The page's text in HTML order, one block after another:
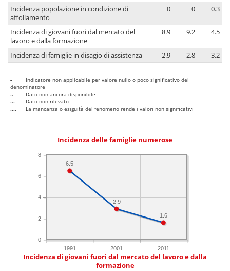
Incidenza popolazione in condizione di
affollamento
0 0 0.3
Incidenza di giovani fuori dal mercato del
lavoro e dalla formazione
8.9 9.2 4.5
Incidenza di famiglie in disagio di assistenza 2.9 2.8 3.2
-
Indicatore non applicabile per valore nullo o poco significativo del
denominatore
..
Dato non ancora disponibile
...
Dato non rilevato
....
La mancanza o esiguità del fenomeno rende i valori non significativi
Incidenza delle famiglie numerose
1991 2001 2011
0
2
4
6
8
1.6
2.9
6.5
Incidenza di giovani fuori dal mercato del lavoro e dalla
formazione